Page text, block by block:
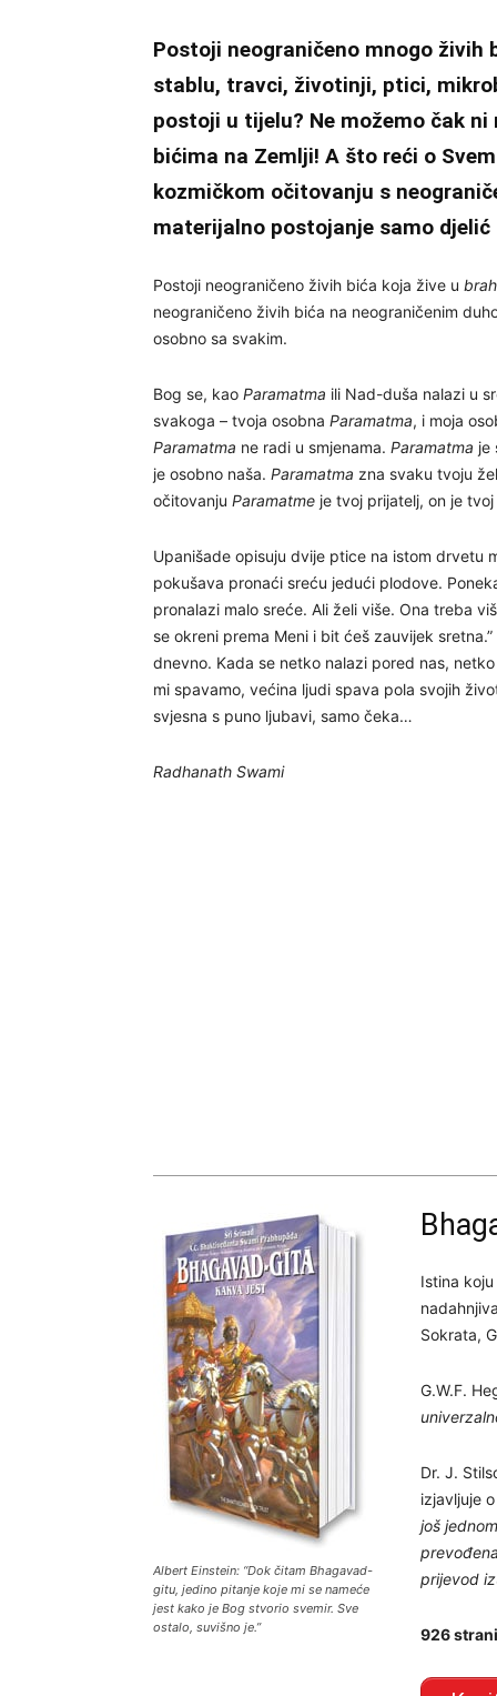
Postoji neograničeno mnogo
stablu, travci, životinji, ptici,
postoji u tijelu? Ne možemo čak
bićima na Zemlji! A što reći o
kozmičkom očitovanju s
materijalno postojanje samo djelić
Postoji neograničeno živih bića koja žive u
neograničeno živih bića na neograničenim
osobno sa svakim.
Bog se, kao Paramatma ili Nad-duša nalazi u
svakoga – tvoja osobna Paramatma, i moja
Paramatma ne radi u smjenama. Paramatma je
je osobno naša. Paramatma zna svaku tvoju
očitovanju Paramatme je tvoj prijatelj, on je
Upanišade opisuju dvije ptice na istom drvetu
pokušava pronaći sreću jedući plodove.
pronalazi malo sreće. Ali želi više. Ona treba
se okreni prema Meni i bit ćeš zauvijek
dnevno. Kada se netko nalazi pored nas,
mi spavamo, većina ljudi spava pola svojih
svjesna s puno ljubavi, samo čeka…
Radhanath Swami
Albert Einstein: “Dok čitam Bhagavad-
gitu, jedino pitanje koje mi se nameće
jest kako je Bog stvorio svemir. Sve
ostalo, suvišno je.”
Istina
Sokrata,
G.W.F.
Dr. J.
izjavljuje
još
prijevod
926